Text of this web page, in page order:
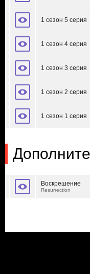
1 сезон 5 серия
1 сезон 4 серия
1 сезон 3 серия
1 сезон 2 серия
1 сезон 1 серия
Воскрешение
Resurrection